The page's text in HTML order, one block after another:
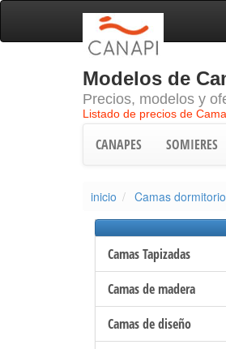
Modelos de
Precios, modelos y
Listado de precios de
CANAPES SOMIERES
inicio Camas dormitorio
Camas Tapizadas
Camas de madera
Camas de diseño